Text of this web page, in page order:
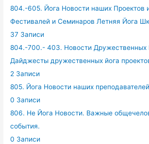
804.-605. Йога Новости наших Проектов
Фестивалей и Семинаров Летняя Йога
37 Записи
804.-700.- 403. Новости Дружественных
Дайджесты дружественных йога
2 Записи
805. Йога Новости наших
0 Записи
806. Не Йога Новости. Важные
события.
0 Записи